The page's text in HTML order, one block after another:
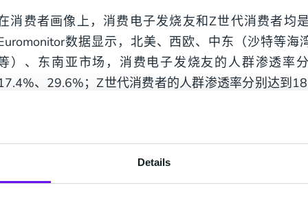
Details
消费者画像上，消费电子发烧友和Z世代消费者均
数据显示，北美、西欧、中东（沙特等海
）、东南亚市场，消费电子发烧友的人群渗透率
、29.6%；Z世代消费者的人群渗透率分别达到
77%）和价格因素（74%）。Z世代消费者更关注联